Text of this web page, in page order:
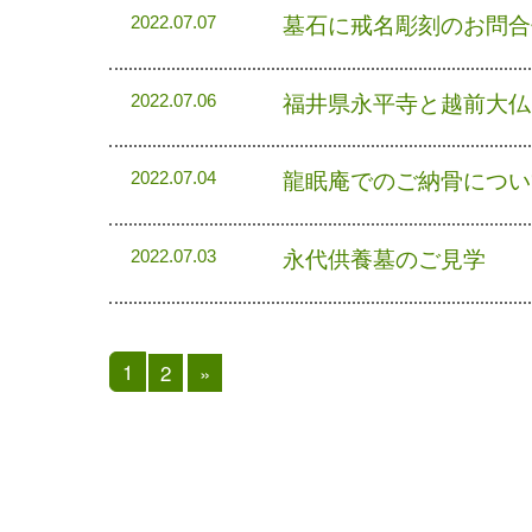
2022.07.07 墓石に戒名彫刻のお問
2022.07.06 福井県永平寺と越前大
2022.07.04 龍眠庵でのご納骨につ
2022.07.03 永代供養墓のご見学
1 2 »